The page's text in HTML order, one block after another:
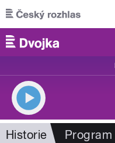
Přejít k hlavnímu obsahu
Historie Program